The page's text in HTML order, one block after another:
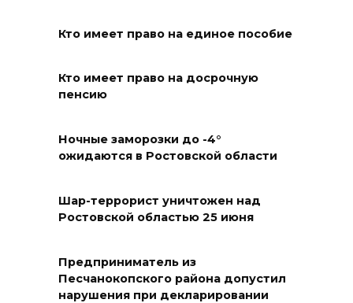
техногенных пожаров и 30
08 августа 2026 10:35
объявили штормовое
предупреждение из-за
08 августа 2026 09:32
Азовского моря сбили
вражеские БПЛА
Кто имеет право на единое пособие
Кто имеет право на досрочную
пенсию
Ночные заморозки до -4°
ожидаются в Ростовской области
Шар-террорист уничтожен над
Ростовской областью 25 июня
Предприниматель из
Песчанокопского района допустил
нарушения при декларировании